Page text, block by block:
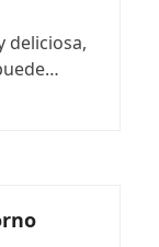
deliciosa,